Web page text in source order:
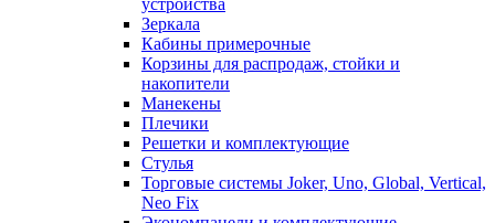
устройства
Зеркала
Кабины примерочные
Корзины для распродаж, стойки и
накопители
Манекены
Плечики
Решетки и комплектующие
Стулья
Торговые системы Joker, Uno, Global, Vertical,
Neo Fix